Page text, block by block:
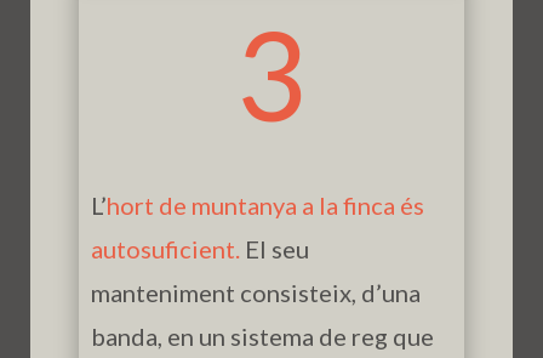
3
L’hort de muntanya a la finca és
autosuficient.El seu
manteniment consisteix, d’una
banda, en un sistema de reg que